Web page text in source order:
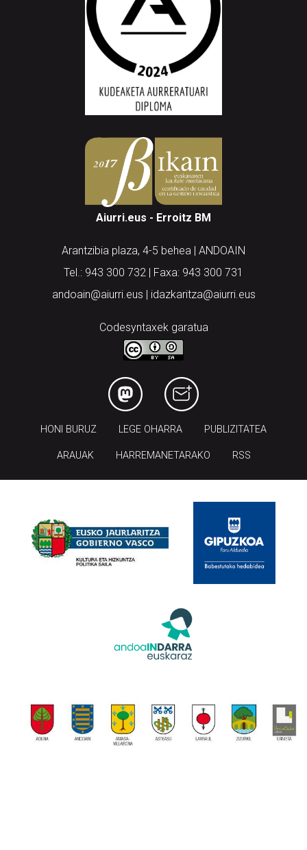
Aiurri.eus - Erroitz BM
Arantzibia plaza, 4-5 behea | ANDOAIN
Tel.: 943 300 732 | Faxa: 943 300 731
andoain@aiurri.eus | idazkaritza@aiurri.eus
Codesyntaxek garatua
HONI BURUZ LEGE OHARRA PUBLIZITATEA
ARAUAK HARREMANETARAKO RSS